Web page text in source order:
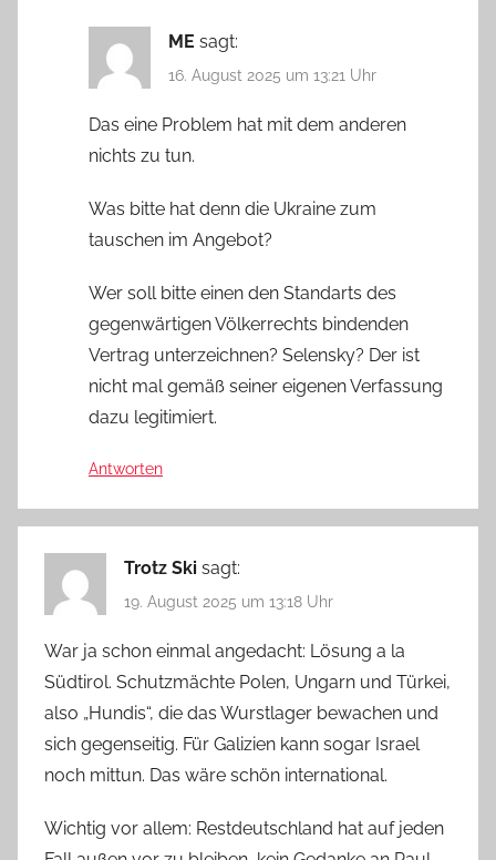
ME sagt:
16. August 2025 um 13:21 Uhr
Das eine Problem hat mit dem anderen
nichts zu tun.
Was bitte hat denn die Ukraine zum
tauschen im Angebot?
Wer soll bitte einen den Standarts des
gegenwärtigen Völkerrechts bindenden
Vertrag unterzeichnen? Selensky? Der ist
nicht mal gemäß seiner eigenen Verfassung
dazu legitimiert.
Antworten
Trotz Ski sagt:
19. August 2025 um 13:18 Uhr
War ja schon einmal angedacht: Lösung a la
Südtirol. Schutzmächte Polen, Ungarn und Türkei,
also „Hundis“, die das Wurstlager bewachen und
sich gegenseitig. Für Galizien kann sogar Israel
noch mittun. Das wäre schön international.
Wichtig vor allem: Restdeutschland hat auf jeden